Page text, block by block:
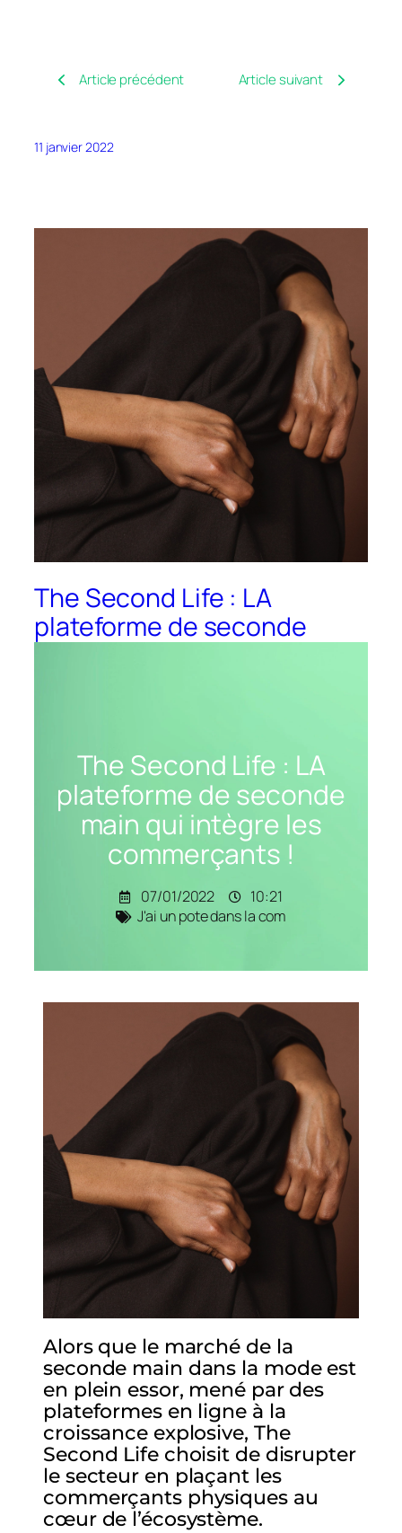
Article précédent Article suivant
11 janvier 2022
The Second Life : LA
plateforme de seconde
The Second Life : LA
plateforme de seconde
main qui intègre les
commerçants !
07/01/2022
10:21
J'ai un pote dans la com
Alors que le marché de la
seconde main dans la mode est
en plein essor, mené par des
plateformes en ligne à la
croissance explosive, The
Second Life choisit de disrupter
le secteur en plaçant les
commerçants physiques au
cœur de l’écosystème.